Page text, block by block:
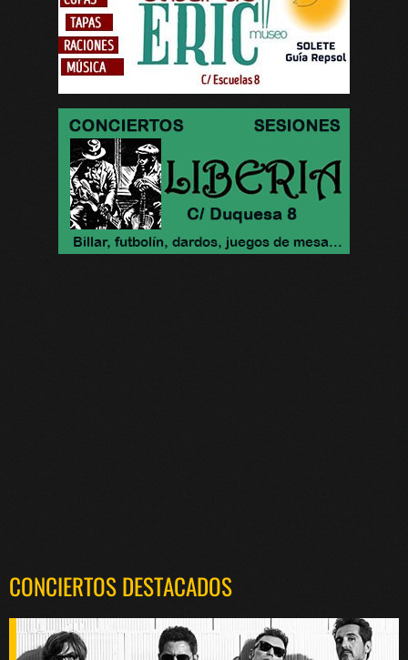
CONCIERTOS DESTACADOS